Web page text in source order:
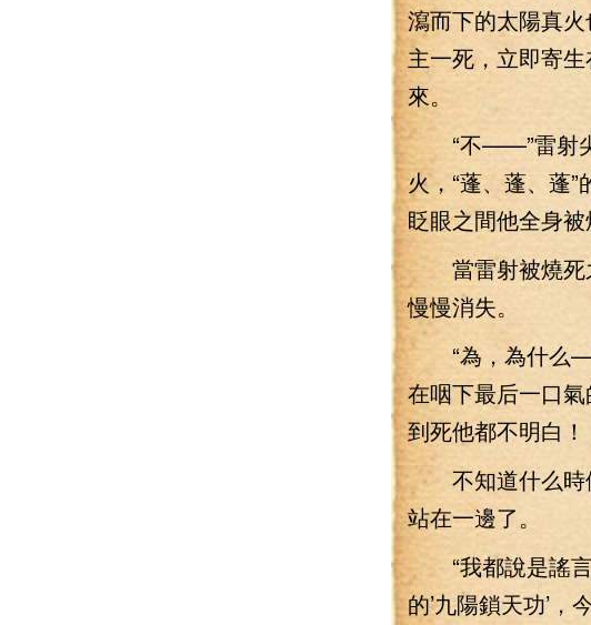
瀉而下的太陽真
主一死，立即寄
來。
“不——”雷射尖
火，“蓬、蓬、蓬
眨眼之間他全身
當雷射被燒死
慢慢消失。
“為，為什么
在咽下最后一口
到死他都不明白！
不知道什么時候
站在一邊了。
“我都說是謠言
的’九陽鎖天功’